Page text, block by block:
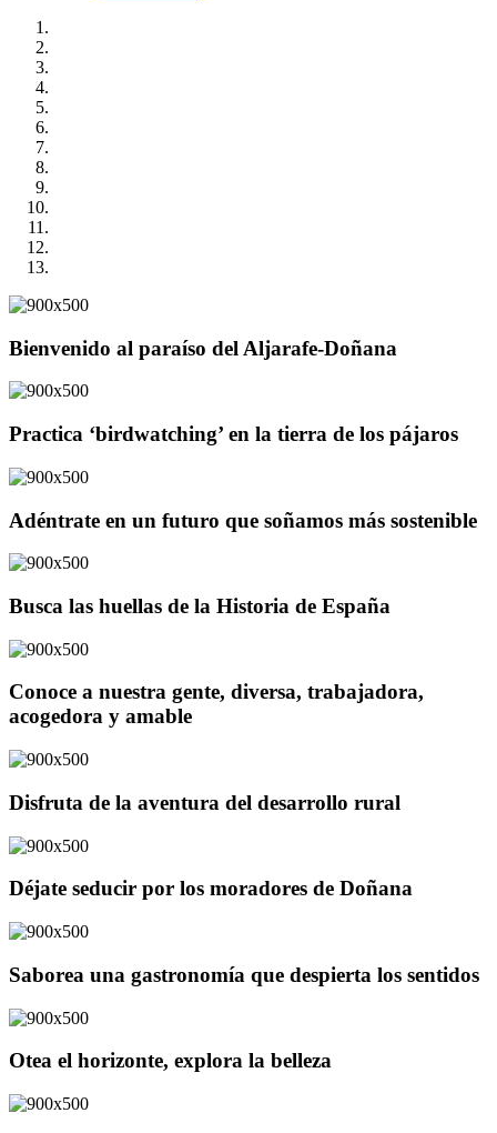
Bienvenido al paraíso del Aljarafe-Doñana
Practica ‘birdwatching’ en la tierra de los pájaros
Adéntrate en un futuro que soñamos más sostenible
Busca las huellas de la Historia de España
Conoce a nuestra gente, diversa, trabajadora,
acogedora y amable
Disfruta de la aventura del desarrollo rural
Déjate seducir por los moradores de Doñana
Saborea una gastronomía que despierta los sentidos
Otea el horizonte, explora la belleza